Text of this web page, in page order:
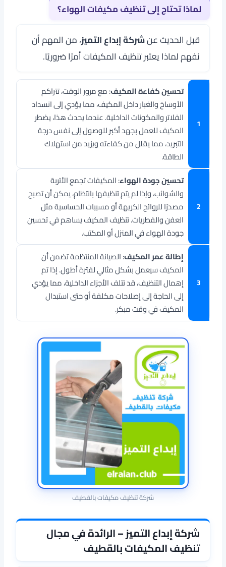
لماذا تحتاج إلى تنظيف مكيفات الهواء؟
قبل الحديث عنشركة إبداع التميز، من المهم أن
نفهم لماذا يعتبر تنظيف المكيفات أمرًا ضروريًا.
تحسين كفاءة المكيف: مع مرور الوقت، تتراكم
الأوساخ والغبار داخل المكيف، مما يؤدي إلى انسداد
الفلاتر والمكونات الداخلية. عندما يحدث هذا، يضطر
المكيف للعمل بجهد أكبر للوصول إلى نفس درجة
التبريد، مما يقلل من كفاءته ويزيد من استهلاك
الطاقة.
تحسين جودة الهواء: المكيفات تجمع الأتربة
والشوائب، وإذا لم يتم تنظيفها بانتظام، يمكن أن تصبح
مصدرًا للروائح الكريهة أو مسببات الحساسية مثل
العفن والفطريات. تنظيف المكيف يساهم في تحسين
جودة الهواء في المنزل أو المكتب.
إطالة عمر المكيف: الصيانة المنتظمة تضمن أن
المكيف سيعمل بشكل مثالي لفترة أطول. إذا تم
إهمال التنظيف، قد تتلف الأجزاء الداخلية، مما يؤدي
إلى الحاجة إلى إصلاحات مكلفة أو حتى استبدال
المكيف في وقت مبكر.
شركة تنظيف مكيفات بالقطيف
شركة إبداع التميز – الرائدة في مجال
تنظيف المكيفات بالقطيف